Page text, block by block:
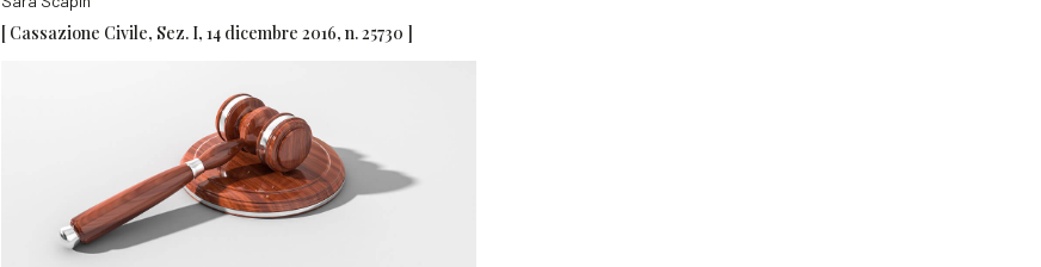
[ Cassazione Civile, Sez. I, 14 dicembre 2016, n. 25730 ]